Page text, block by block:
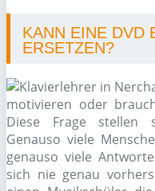
KANN EINE DVD
ERSETZEN?
motivieren oder
Diese Frage stellen
Genauso viele
genauso viele
sich nie genau